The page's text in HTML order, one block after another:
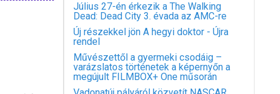
Július 27-én érkezik a The Walking
Dead: Dead City 3. évada az AMC-re
Új részekkel jön A hegyi doktor - Újra
rendel
Művészettől a gyermeki csodáig –
varázslatos történetek a képernyőn a
megújult FILMBOX+ One műsorán